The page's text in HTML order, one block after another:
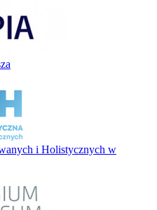
i Holistycznych w